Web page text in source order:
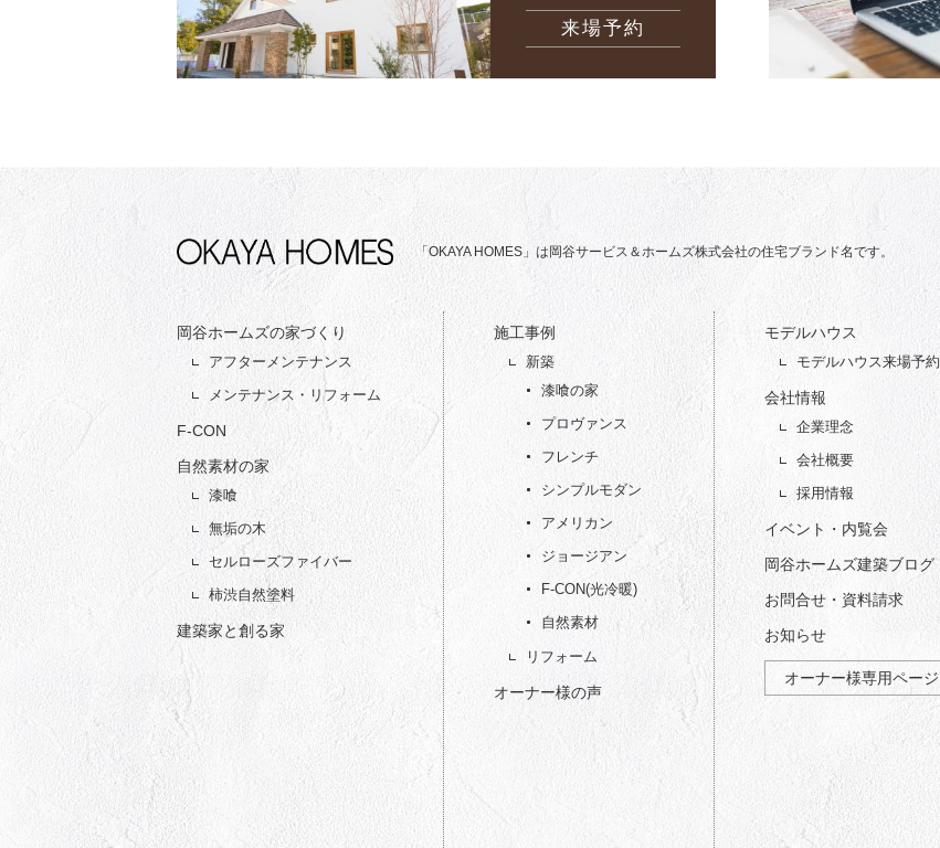
来場予約
「OKAYA HOMES」は岡谷サービス＆ホームズ株式会社の住宅ブランド名です。
岡谷ホームズの家づくり
アフターメンテナンス
メンテナンス・リフォーム
F-CON
自然素材の家
漆喰
無垢の木
セルローズファイバー
柿渋自然塗料
建築家と創る家
施工事例
新築
漆喰の家
プロヴァンス
フレンチ
シンプルモダン
アメリカン
ジョージアン
F-CON(光冷暖)
自然素材
リフォーム
オーナー様の声
モデルハウス
モデルハウス来場予約
会社情報
企業理念
会社概要
採用情報
イベント・内覧会
岡谷ホームズ建築ブログ
お問合せ・資料請求
お知らせ
オーナー様専用ページ